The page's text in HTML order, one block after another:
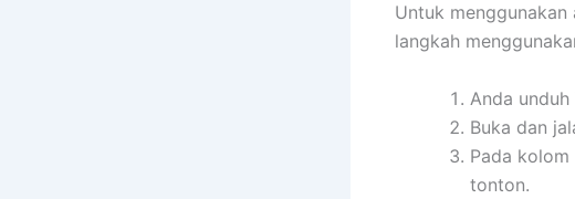
Untuk
langkah
Anda
Buka dan
Pada
tonton.